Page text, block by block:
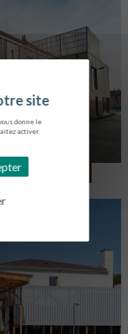
donne le
activer.